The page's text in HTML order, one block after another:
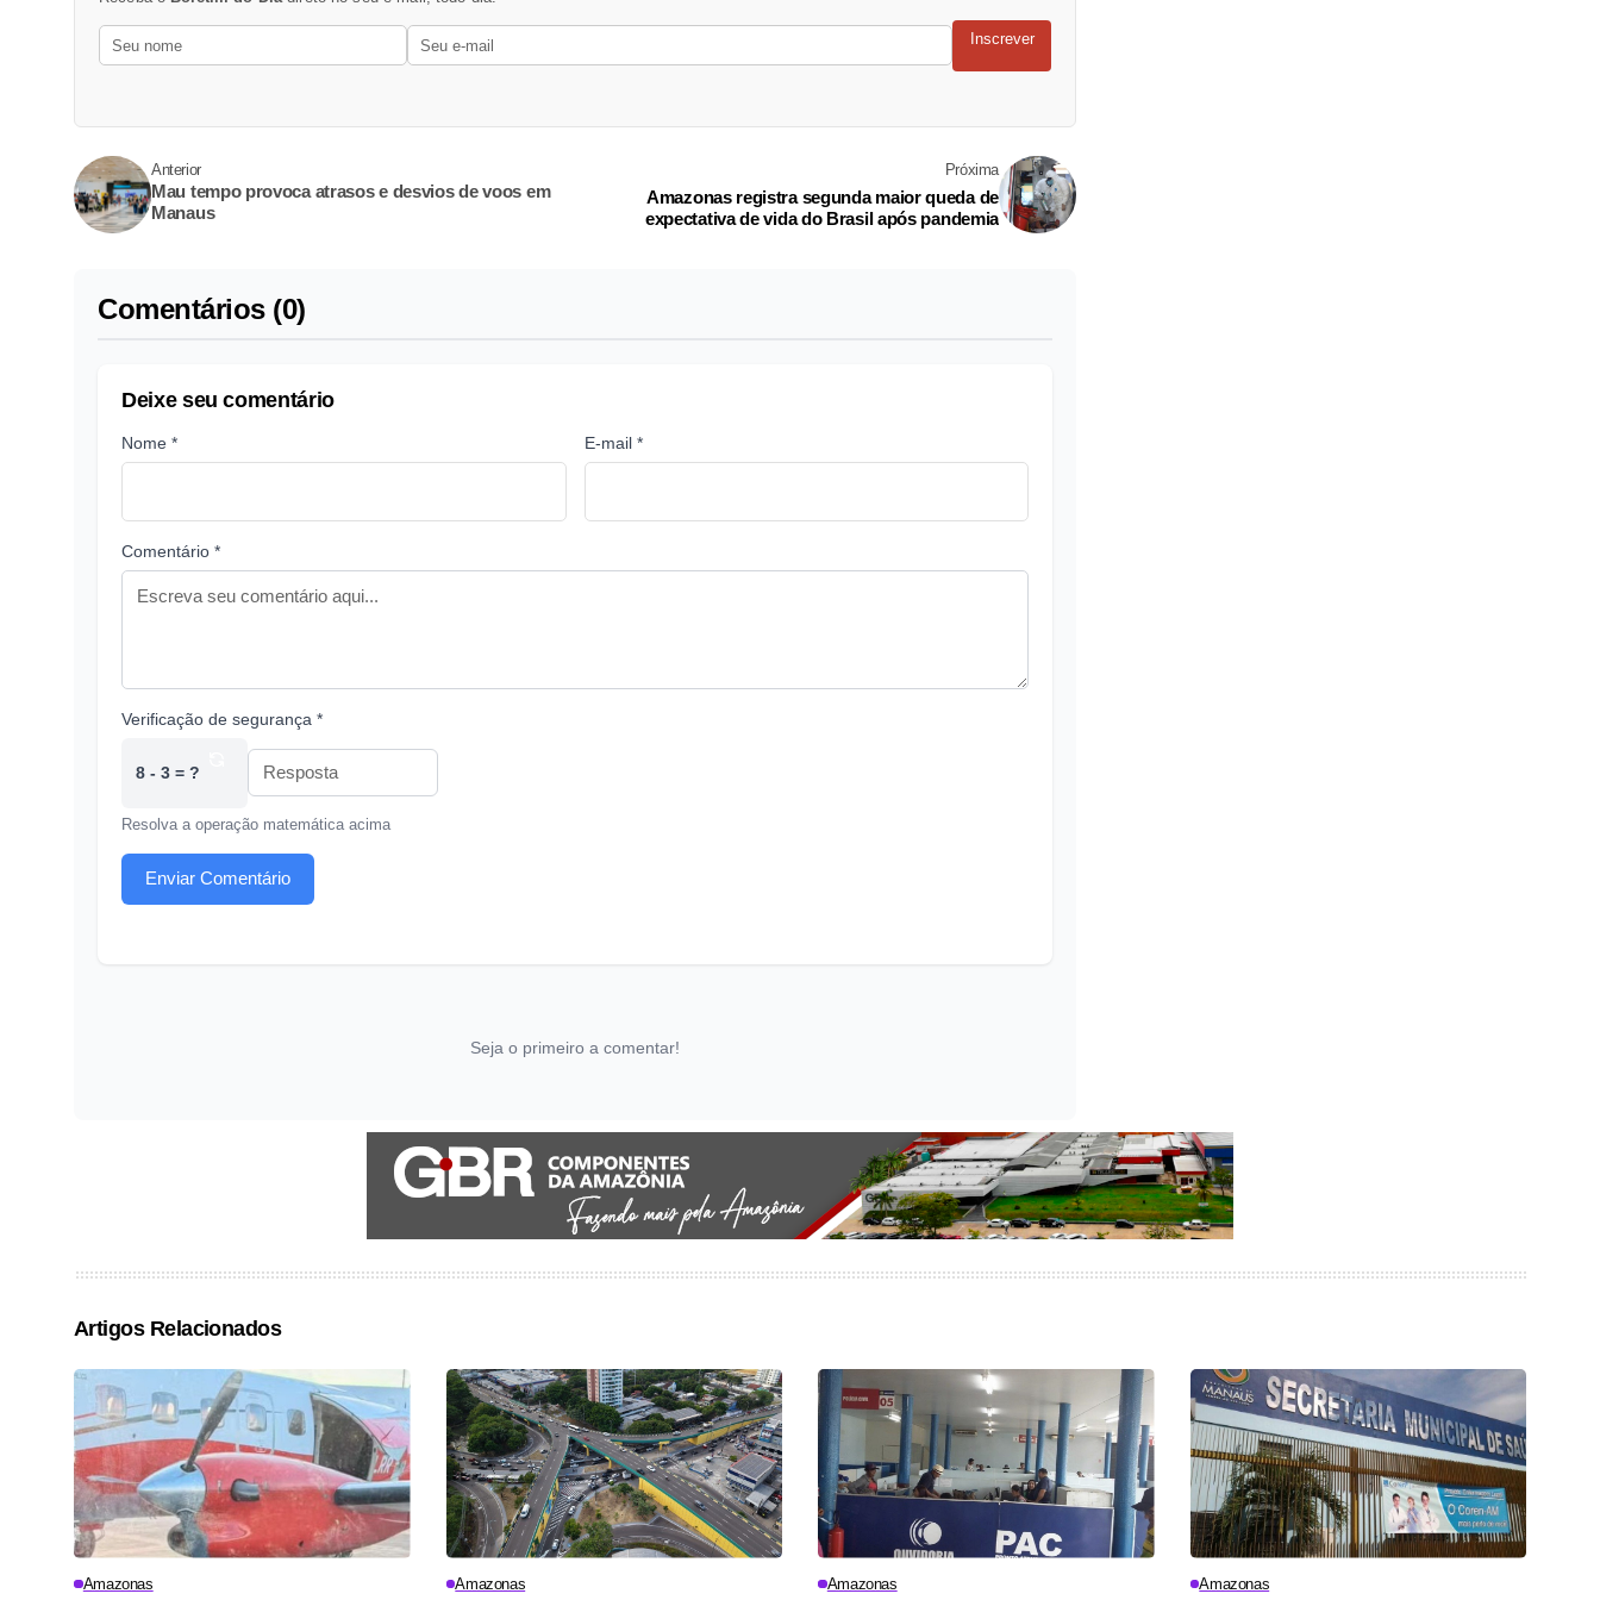
Inscrever
Anterior
Mau tempo provoca atrasos e desvios de voos em
Manaus
Próxima
Amazonas registra segunda maior queda de
expectativa de vida do Brasil após pandemia
Comentários (0)
Deixe seu comentário
Nome * E-mail *
Comentário *
Verificação de segurança *
8 - 3 = ?
Resolva a operação matemática acima
Enviar Comentário
Seja o primeiro a comentar!
Artigos Relacionados
Amazonas Amazonas Amazonas Amazonas